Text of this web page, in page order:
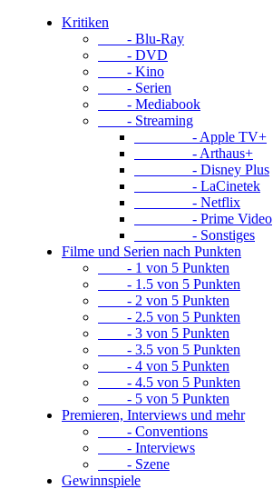
Kritiken
- Blu-Ray
- DVD
- Kino
- Serien
- Mediabook
- Streaming
- Apple TV+
- Arthaus+
- Disney Plus
- LaCinetek
- Netflix
- Prime Video
- Sonstiges
Filme und Serien nach Punkten
- 1 von 5 Punkten
- 1.5 von 5 Punkten
- 2 von 5 Punkten
- 2.5 von 5 Punkten
- 3 von 5 Punkten
- 3.5 von 5 Punkten
- 4 von 5 Punkten
- 4.5 von 5 Punkten
- 5 von 5 Punkten
Premieren, Interviews und mehr
- Conventions
- Interviews
- Szene
Gewinnspiele